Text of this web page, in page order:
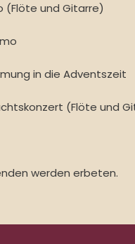
(Flöte und Gitarre)
in die Adventszeit
(Flöte und
werden erbeten.